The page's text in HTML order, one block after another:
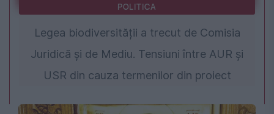
POLITICA
Legea biodiversității a trecut de Comisia
Juridică și de Mediu. Tensiuni între AUR și
USR din cauza termenilor din proiect